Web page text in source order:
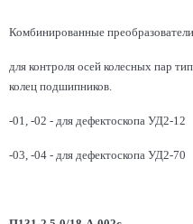
Комбинированные преобразователи
для контроля осей колесных пар
колец подшипников.
-01, -02 - для дефектоскопа УД2-12
-03, -04 - для дефектоскопа УД2-70